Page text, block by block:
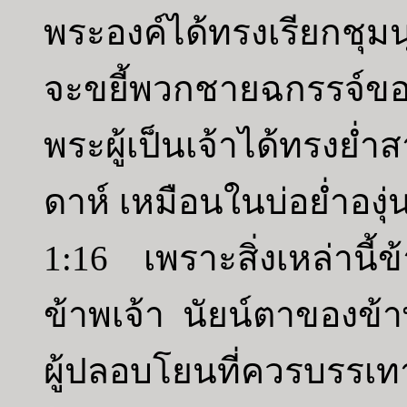
พระองค์ได้ทรงเรียกชุ
จะขยี้พวกชายฉกรรจ์
พระผู้เป็นเจ้าได้ทรง
ดาห์ เหมือนในบ่อย่ำองุ่
1:16 เพราะสิ่งเหล่านี้
ข้าพเจ้า นัยน์ตาของข้
ผู้ปลอบโยนที่ควรบรรเ